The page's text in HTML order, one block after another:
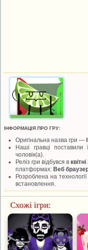
ІНФОРМАЦІЯ ПРО ГРУ:
Оригінальна назва гри —
Наші гравці поставили
чоловік(а).
Реліз гри відбувся в
платформах:Веб
Розроблена на технології
встановлення.
Схожі ігри: